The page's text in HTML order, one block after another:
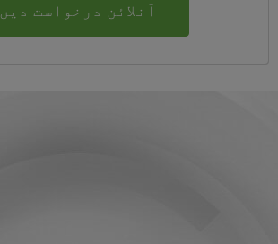
آنلائن درخواست دیں